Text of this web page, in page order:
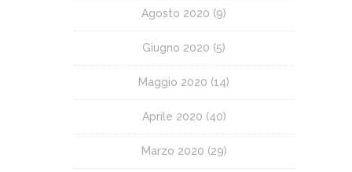
Agosto 2020 (9)
Giugno 2020 (5)
Maggio 2020 (14)
Aprile 2020 (40)
Marzo 2020 (29)